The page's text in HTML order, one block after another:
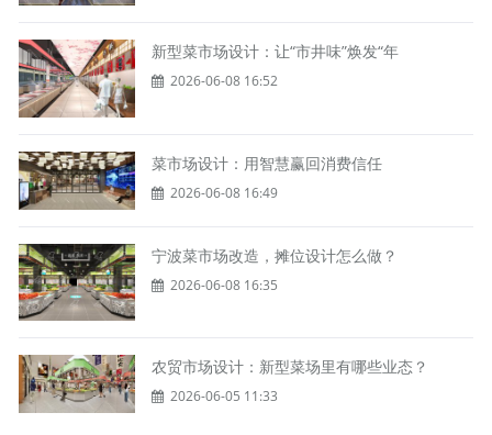
新型菜市场设计：让“市井味”焕发“年
2026-06-08 16:52
菜市场设计：用智慧赢回消费信任
2026-06-08 16:49
宁波菜市场改造，摊位设计怎么做？
2026-06-08 16:35
农贸市场设计：新型菜场里有哪些业态？
2026-06-05 11:33